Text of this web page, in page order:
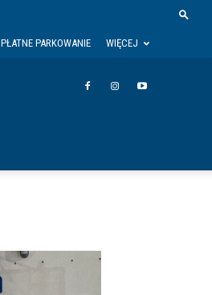
PŁATNE PARKOWANIE WIĘCEJ